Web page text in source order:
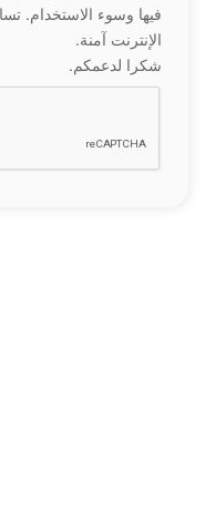
فيها وسوء الاستخدام.
الإنترنت آمنة.
شكرا لدعمكم.